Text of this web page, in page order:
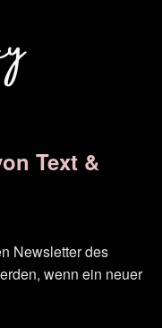
Text &
Newsletter des
wenn ein neuer